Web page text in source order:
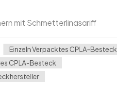
mit Schmetterlingsgriff
Einzeln Verpacktes CPLA-Besteck
CPLA-Besteck